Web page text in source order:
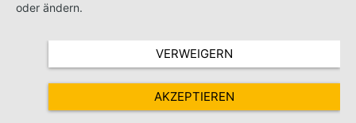
oder ändern.
VERWEIGERN
AKZEPTIEREN